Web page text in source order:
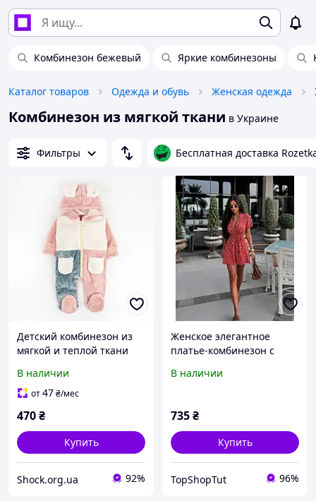
Комбинезон бежевый Яркие комбинезоны
Каталог товаров Одежда и обувь Женская одежда
Комбинезон из мягкой ткани в Украине
Фильтры Бесплатная доставка
Детский комбинезон из
мягкой и теплой ткани
В наличии
от47₴/мес
470₴
Купить
Shock.org.ua 92%
Женское элегантное
платье-комбинезон с
софт
В наличии
735₴
Купить
TopShopTut 96%